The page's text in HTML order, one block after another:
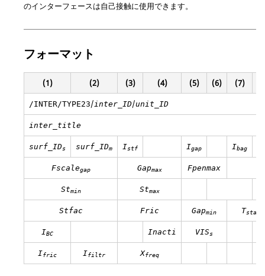
のインターフェースは自己接触に使用できます。
フォーマット
(1) (2) (3) (4) (5) (6) (7)
/INTER/TYPE23/ inter_ID/unit_ID
inter_title
surf_IDs surf_IDm Istf Igap Ibag
Fscalegap Gapmax Fpenmax
Stmin Stmax
Stfac Fric Gapmin Tstart
IBC Inacti VISs
Ifric Ifiltr Xfreq